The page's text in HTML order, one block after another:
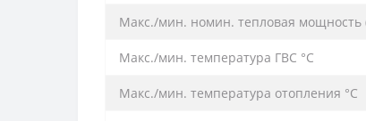
Макс./мин. номин. тепловая мощность
Макс./мин. температура ГВС °C
Макс./мин. температура отопления °C